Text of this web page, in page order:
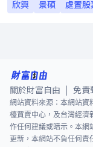
欣興
景碩 處置股
關於財富自由 免責
網站資料來源：本網站資
檯買賣中心，及台灣經濟
作任何建議或暗示。本網
更新，本網站不負任何